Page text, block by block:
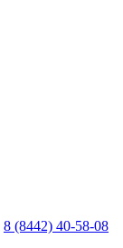
8 (8442) 40-58-08